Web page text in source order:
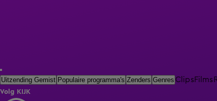
Uitzending Gemist Populaire programma's Zenders Genres ClipsFilms
Volg KIJK